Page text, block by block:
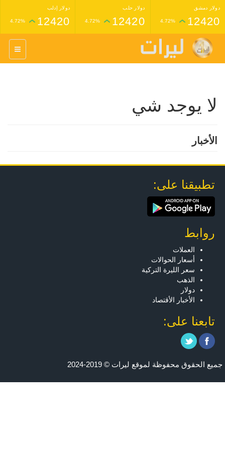
دولار دمشق
12420
4.72%
دولار حلب
12420
4.72%
دولار إدلب
12420
4.72%
غرام عيار 24 ذهب
1,398,000
4.33%
1,227,000
لا يوجد شي
الأخبار
تطبيقنا على:
روابط
العملات
أسعار الحوالات
سعر الليرة التركية
الذهب
دولار
الأخبار الأقتصاد
تابعنا على:
جميع الحقوق محفوظة لموقع ليرات © 2019-2024